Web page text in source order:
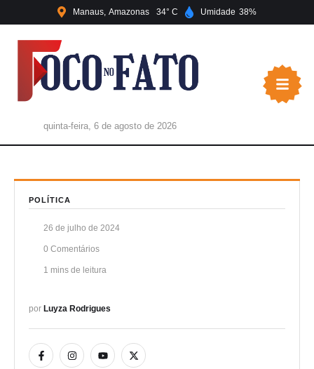
Manaus Amazonas 34 Umidade 38
quinta-feira, 6 de agosto de 2026
POLÍTICA
26 de julho de 2024
0 Comentários
1 mins de leitura
por Luyza Rodrigues